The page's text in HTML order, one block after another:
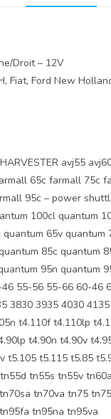
Droit – 12V
Fiat, Ford New
HARVESTER avj55
65c farmall 75c
95c – power
100cl quantum
65v
85c quantum
95n quantum
55-56 55-66 60-
3830 3935 4030
t4.110f t4.110lp
t4.90n t4.90v
t5.105 t5.115 t5.85
tn55s tn55v
tn70va tn75
tn95na tn95va